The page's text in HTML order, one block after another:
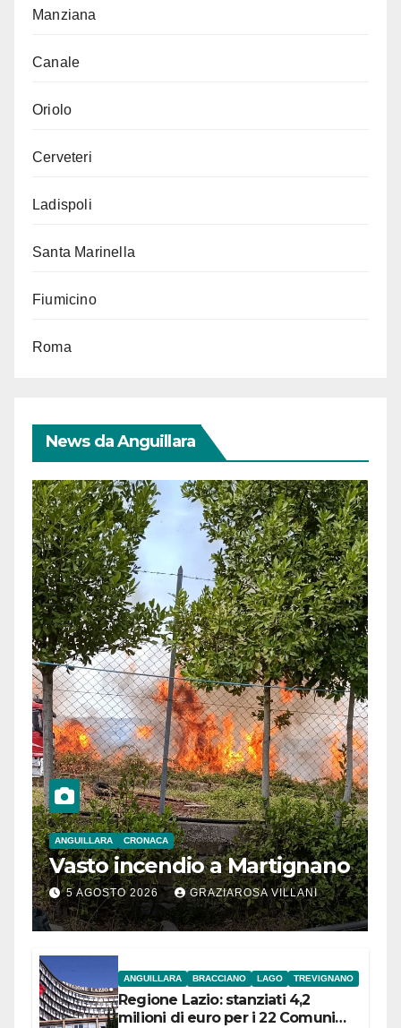
Manziana
Canale
Oriolo
Cerveteri
Ladispoli
Santa Marinella
Fiumicino
Roma
News da Anguillara
ANGUILLARA CRONACA
Vasto incendio a Martignano
5 AGOSTO 2026 GRAZIAROSA VILLANI
ANGUILLARA BRACCIANO LAGO TREVIGNANO
Regione Lazio: stanziati 4,2
milioni di euro per i 22 Comuni